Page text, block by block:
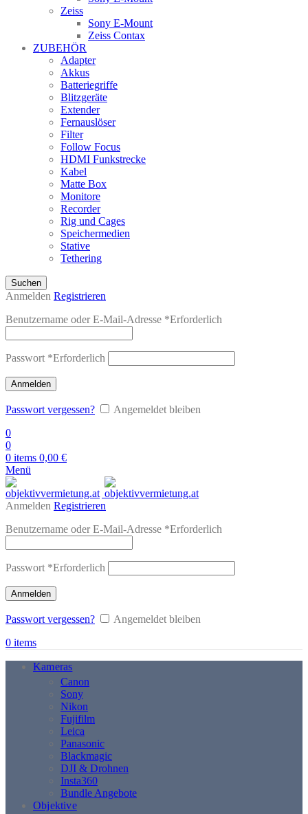
Zeiss
Sony E-Mount
Zeiss Contax
ZUBEHÖR
Adapter
Akkus
Batteriegriffe
Blitzgeräte
Extender
Fernauslöser
Filter
Follow Focus
HDMI Funkstrecke
Kabel
Matte Box
Monitore
Recorder
Rig und Cages
Speichermedien
Stative
Tethering
Suchen
Anmelden Registrieren
Benutzername oder E-Mail-Adresse *Erforderlich
Passwort *Erforderlich
Anmelden
Passwort vergessen?
Angemeldet bleiben
0
0
0 items 0,00 €
Menü
Anmelden Registrieren
Benutzername oder E-Mail-Adresse *Erforderlich
Passwort *Erforderlich
Anmelden
Passwort vergessen?
Angemeldet bleiben
0 items
Kameras
Canon
Sony
Nikon
Fujifilm
Leica
Panasonic
Blackmagic
DJI & Drohnen
Insta360
Bundle Angebote
Objektive